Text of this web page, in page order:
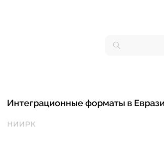
Интеграционные форматы в
НИИРК